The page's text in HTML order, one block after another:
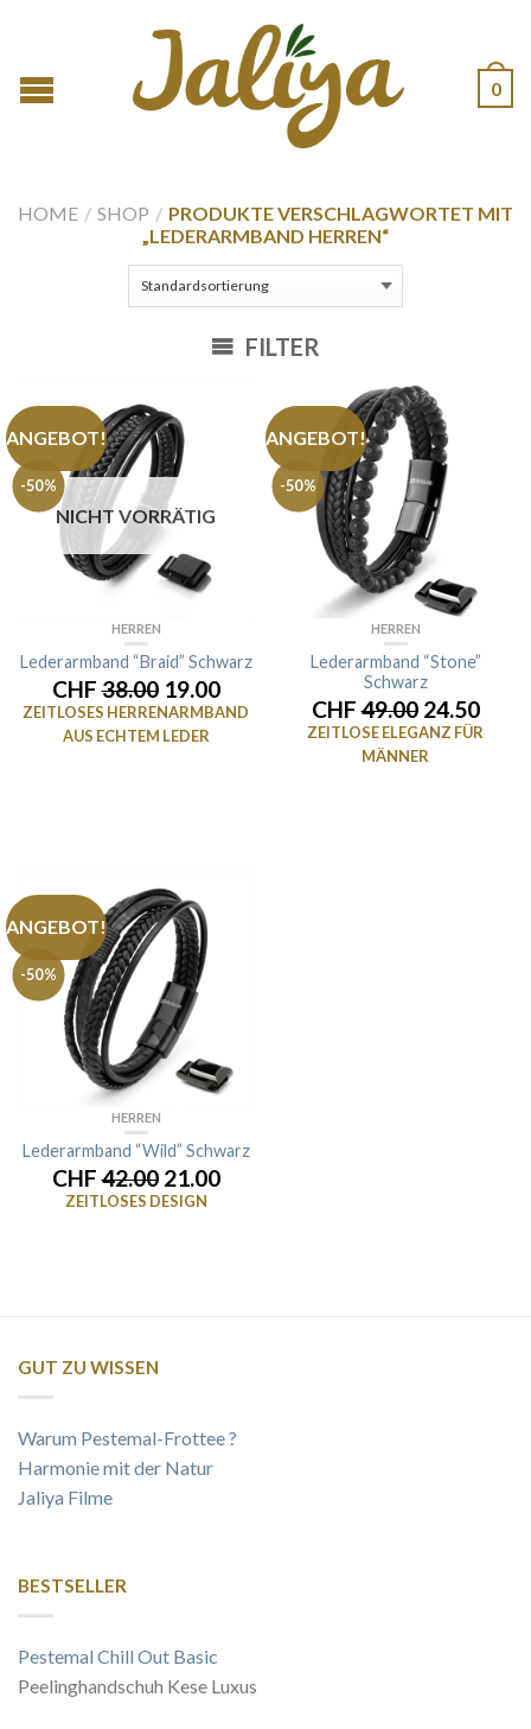
0
HOME / SHOP / PRODUKTE VERSCHLAGWORTET MIT
„LEDERARMBAND HERREN“
FILTER
NICHT VORRÄTIG
-50%
ANGEBOT!
HERREN
Lederarmband “Braid” Schwarz
CHF38.0019.00
ZEITLOSES HERRENARMBAND
AUS ECHTEM LEDER
-50%
ANGEBOT!
HERREN
Lederarmband “Stone”
Schwarz
CHF49.0024.50
ZEITLOSE ELEGANZ FÜR
MÄNNER
-50%
ANGEBOT!
HERREN
Lederarmband “Wild” Schwarz
CHF42.0021.00
ZEITLOSES DESIGN
GUT ZU WISSEN
Warum Pestemal-Frottee ?
Harmonie mit der Natur
Jaliya Filme
BESTSELLER
Pestemal Chill Out Basic
Peelinghandschuh Kese Luxus